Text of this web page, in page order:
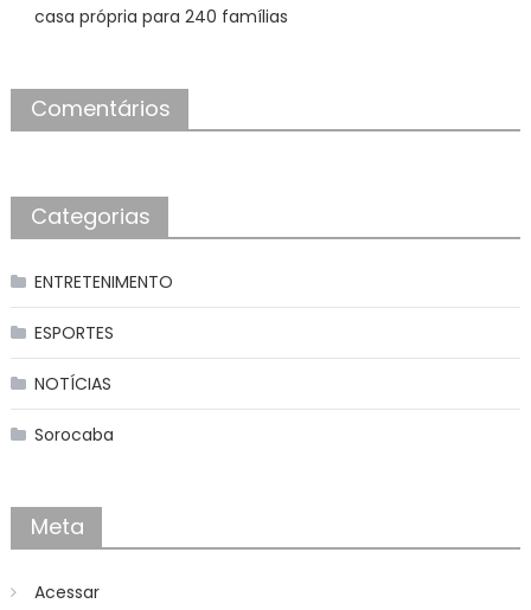
casa própria para 240 famílias
Comentários
Categorias
ENTRETENIMENTO
ESPORTES
NOTÍCIAS
Sorocaba
Meta
Acessar